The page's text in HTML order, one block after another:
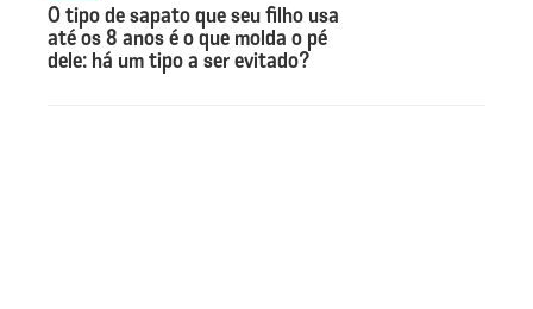
O tipo de sapato que seu filho usa
até os 8 anos é o que molda o pé
dele: há um tipo a ser evitado?